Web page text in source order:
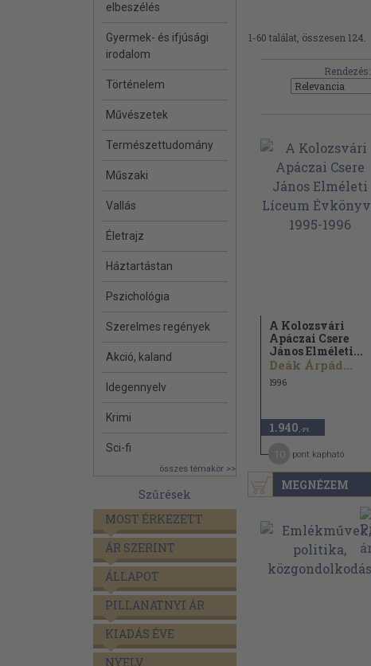
elbeszélés
Gyermek- és ifjúsági
irodalom
Történelem
Művészetek
Természettudomány
Műszaki
Vallás
Életrajz
Háztartástan
Pszichológia
Szerelmes regények
Akció, kaland
Idegennyelv
Krimi
Sci-fi
összes témakör >>
Szűrések
MOST ÉRKEZETT
ÁR SZERINT
ÁLLAPOT
PILLANATNYI ÁR
KIADÁS ÉVE
NYELV
1-60 találat, összesen 124.
Rendezés:
MEGNÉZEM
A Kolozsvári
Apáczai Csere
János Elméleti...
Deák Árpád...
1996
1.940 ,-Ft
pont kapható